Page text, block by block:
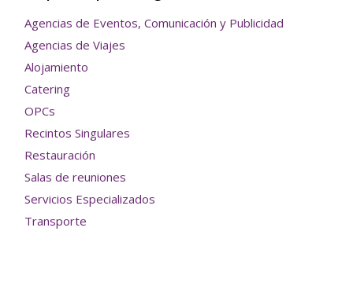
Agencias de Eventos, Comunicación y Publicidad
Agencias de Viajes
Alojamiento
Catering
OPCs
Recintos Singulares
Restauración
Salas de reuniones
Servicios Especializados
Transporte